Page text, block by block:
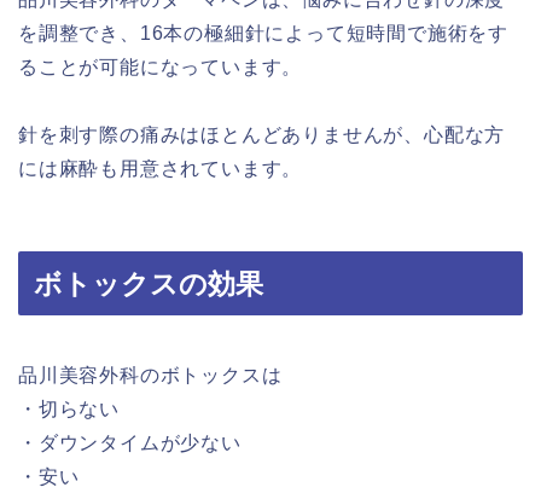
を調整でき、16本の極細針によって短時間で施術をす
ることが可能になっています。
針を刺す際の痛みはほとんどありませんが、心配な方
には麻酔も用意されています。
ボトックスの効果
品川美容外科のボトックスは
・切らない
・ダウンタイムが少ない
・安い